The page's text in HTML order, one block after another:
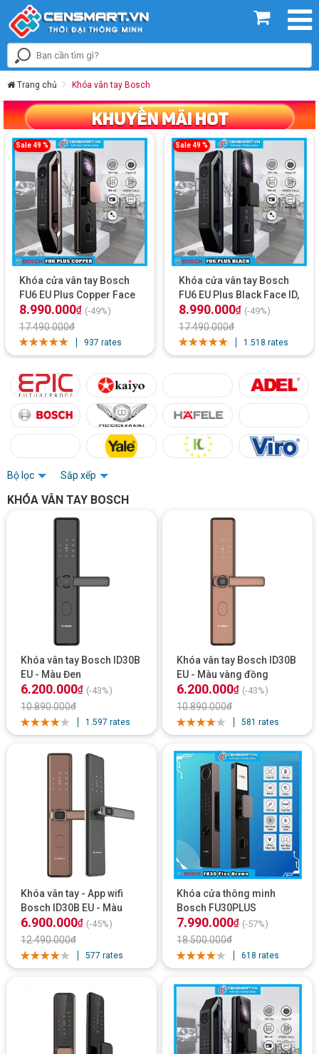
Trang chủ Khóa vân tay Bosch
Sale 49 %
Khóa cửa vân tay Bosch
FU6 EU Plus Copper Face
ID, App Wifi
8.990.000₫ (-49%)
17.490.000₫
937 rates
Sale 49 %
Khóa cửa vân tay Bosch
FU6 EU Plus Black Face ID,
App Wifi
8.990.000₫ (-49%)
17.490.000₫
1.518 rates
Bộ lọc Sắp xếp
KHÓA VÂN TAY BOSCH
Khóa vân tay Bosch ID30B
EU - Màu Đen
6.200.000₫ (-43%)
10.890.000₫
1.597 rates
Khóa vân tay Bosch ID30B
EU - Màu vàng đồng
6.200.000₫ (-43%)
10.890.000₫
581 rates
Khóa vân tay - App wifi
Bosch ID30B EU - Màu
đồng / Màu xám
6.900.000₫ (-45%)
12.490.000₫
577 rates
Khóa cửa thông minh
Bosch FU30PLUS
7.990.000₫ (-57%)
18.500.000₫
618 rates